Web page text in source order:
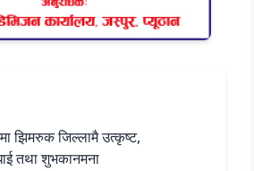
झिमरुक जिल्लामै उत्कृष्ट,
तथा शुभकानमना